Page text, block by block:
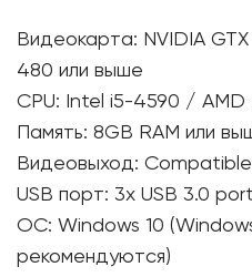
Видеокарта: NVIDIA
480 или выше
CPU: Intel i5-4590 / AMD
Память: 8GB RAM или
Видеовыход: Compatible
USB порт: 3x USB 3.0
ОС: Windows 10
рекомендуются)